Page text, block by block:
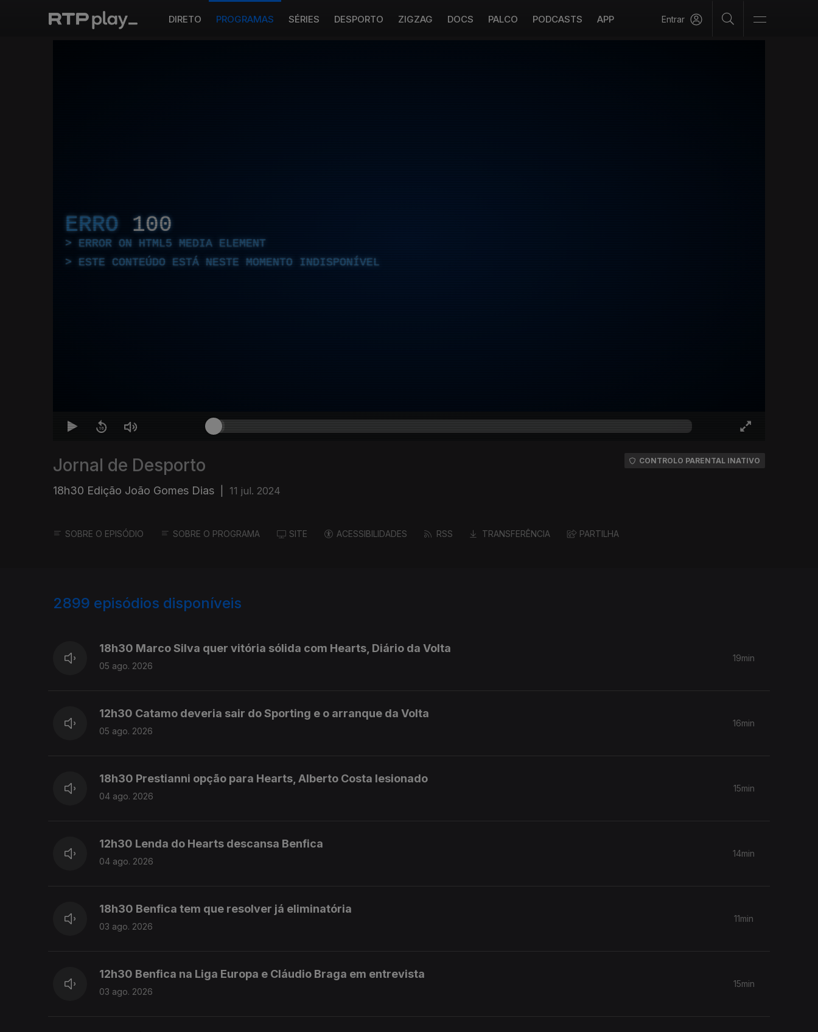
DIRETO PROGRAMAS SÉRIES DESPORTO ZIGZAG DOCS PALCO PODCASTS APP Entrar
ERRO 100
ERROR ON HTML5 MEDIA ELEMENT
ESTE CONTEÚDO ESTÁ NESTE MOMENTO INDISPONÍVEL
Jornal de Desporto
18h30 Edição João Gomes Dias 11 jul. 2024
CONTROLO PARENTAL INATIVO
SOBRE O EPISÓDIO SOBRE O PROGRAMA SITE ACESSIBILIDADES RSS TRANSFERÊNCIA PARTILHA
2899 episódios disponíveis
18h30 Marco Silva quer vitória sólida com Hearts, Diário da Volta
05 ago. 2026
19min
12h30 Catamo deveria sair do Sporting e o arranque da Volta
05 ago. 2026
16min
18h30 Prestianni opção para Hearts, Alberto Costa lesionado
04 ago. 2026
15min
12h30 Lenda do Hearts descansa Benfica
04 ago. 2026
14min
18h30 Benfica tem que resolver já eliminatória
03 ago. 2026
11min
12h30 Benfica na Liga Europa e Cláudio Braga em entrevista
03 ago. 2026
15min